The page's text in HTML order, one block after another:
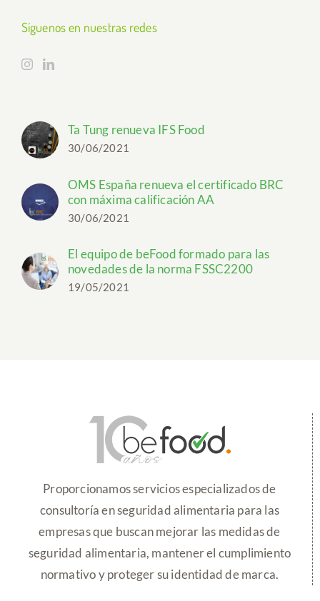
Síguenos en nuestras redes
Ta Tung renueva IFS Food
30/06/2021
OMS España renueva el certificado BRC
con máxima calificación AA
30/06/2021
El equipo de beFood formado para las
novedades de la norma FSSC2200
19/05/2021
Proporcionamos servicios especializados de
consultoría en seguridad alimentaria para las
empresas que buscan mejorar las medidas de
seguridad alimentaria, mantener el cumplimiento
normativo y proteger su identidad de marca.